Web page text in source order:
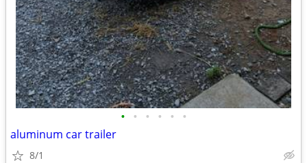
• • • • • •
aluminum car trailer
8/1